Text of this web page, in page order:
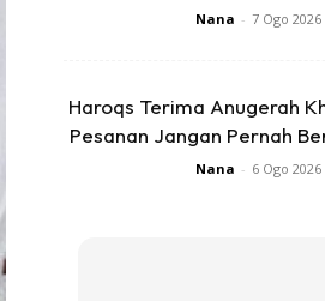
Nana - 7 Ogo 2026
Haroqs Terima Anugerah
Pesanan Jangan Pernah
Nana - 6 Ogo 2026